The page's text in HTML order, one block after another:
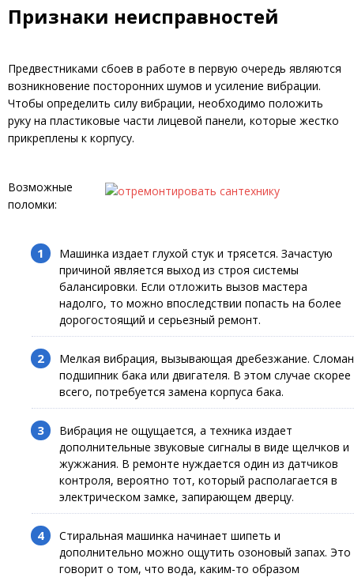
Признаки неисправностей
Предвестниками сбоев в работе в первую очередь являются
возникновение посторонних шумов и усиление вибрации.
Чтобы определить силу вибрации, необходимо положить
руку на пластиковые части лицевой панели, которые жестко
прикреплены к корпусу.
Возможные
поломки:
Машинка издает глухой стук и трясется. Зачастую
причиной является выход из строя системы
балансировки. Если отложить вызов мастера
надолго, то можно впоследствии попасть на более
дорогостоящий и серьезный ремонт.
Мелкая вибрация, вызывающая дребезжание. Сломан
подшипник бака или двигателя. В этом случае скорее
всего, потребуется замена корпуса бака.
Вибрация не ощущается, а техника издает
дополнительные звуковые сигналы в виде щелчков и
жужжания. В ремонте нуждается один из датчиков
контроля, вероятно тот, который располагается в
электрическом замке, запирающем дверцу.
Стиральная машинка начинает шипеть и
дополнительно можно ощутить озоновый запах. Это
говорит о том, что вода, каким-то образом